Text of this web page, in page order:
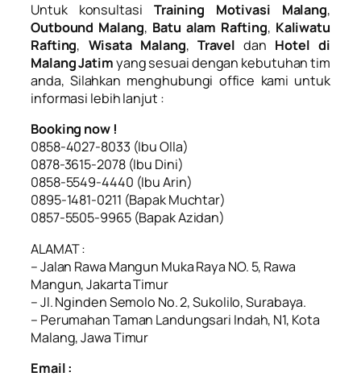
Untuk konsultasi Training Motivasi Malang,
Outbound Malang, Batu alam Rafting, Kaliwatu
Rafting, Wisata Malang, Travel dan Hotel di
Malang Jatimyang sesuai dengan kebutuhan tim
anda, Silahkan menghubungi office kami untuk
informasi lebih lanjut :
Booking now !
0858-4027-8033 (Ibu Olla)
0878-3615-2078 (Ibu Dini)
0858-5549-4440 (Ibu Arin)
0895-1481-0211 (Bapak Muchtar)
0857-5505-9965 (Bapak Azidan)
ALAMAT :
– Jalan Rawa Mangun Muka Raya NO. 5, Rawa
Mangun, Jakarta Timur
– Jl. Nginden Semolo No. 2, Sukolilo, Surabaya.
– Perumahan Taman Landungsari Indah, N1, Kota
Malang, Jawa Timur
Email :